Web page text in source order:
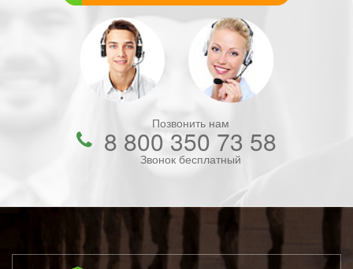
Позвонить нам
8 800 350 73 58
Звонок бесплатный